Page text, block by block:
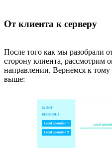
От клиента к серверу
После того как мы разобрали
сторону клиента, рассмотрим
направлении. Вернемся к
выше: